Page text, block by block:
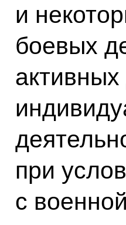
и
боевых
при
с